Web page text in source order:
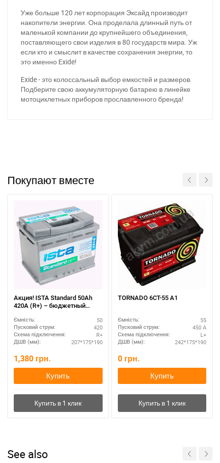
Уже больше 120 лет корпорация Эксайд производит
накопители энергии. Она проделала длинный путь от
маленькой компании до крупнейшего объединения,
поставляющего свои изделия в 80 государств мира. Уж
если кто и смыслит в качестве сохранения энергии, то
это именно Exide!
Exide - это колоссальный выбор емкостей и размеров.
Подберите свою аккумуляторную батарею в линейке
мотоциклетных приборов прославленного бренда!
Покупают вместе
Акция! ISTA Standard 50Аh
420А (R+) – бюджетный
Ємність: 50
Пусковий струм: 420
Схема підключення: R+
ДШВ (мм): 207*175*190
1,380 грн.
Купить
ТORNADO 6СТ-55 А1
Ємність: 55
Пусковий струм: 450 А
Схема підключення: L+
ДШВ (мм): 242*175*190
0 грн.
Купить
See also